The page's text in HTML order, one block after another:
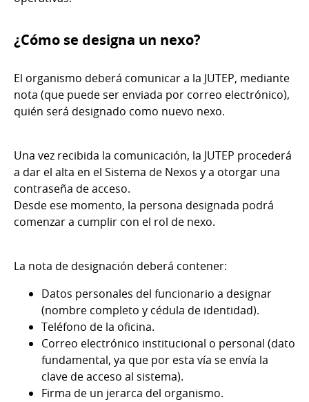
¿Cómo se designa un nexo?
El organismo deberá comunicar a la JUTEP, mediante
nota (que puede ser enviada por correo electrónico),
quién será designado como nuevo nexo.
Una vez recibida la comunicación, la JUTEP procederá
a dar el alta en el Sistema de Nexos y a otorgar una
contraseña de acceso.
Desde ese momento, la persona designada podrá
comenzar a cumplir con el rol de nexo.
La nota de designación deberá contener:
Datos personales del funcionario a designar
(nombre completo y cédula de identidad).
Teléfono de la oficina.
Correo electrónico institucional o personal (dato
fundamental, ya que por esta vía se envía la
clave de acceso al sistema).
Firma de un jerarca del organismo.